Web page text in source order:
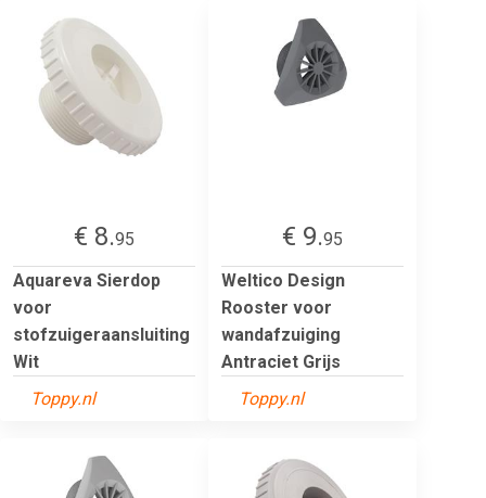
€ 8.95
Aquareva Sierdop
voor
stofzuigeraansluiting
Wit
Toppy.nl
€ 9.95
Weltico Design
Rooster voor
wandafzuiging
Antraciet Grijs
Toppy.nl